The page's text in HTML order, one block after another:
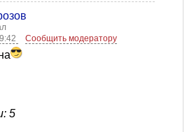
Сообщить модератору
5